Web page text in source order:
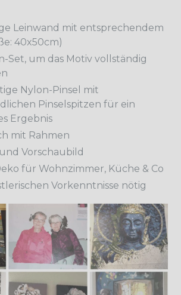
Leinwand mit entsprechendem
40x50cm)
Set, um das Motiv vollständig
Nylon-Pinsel mit
Pinselspitzen für ein
Ergebnis
mit Rahmen
Vorschaubild
für Wohnzimmer, Küche & Co
Vorkenntnisse nötig